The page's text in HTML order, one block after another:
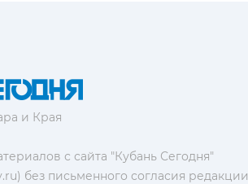
и Края
с сайта "Кубань Сегодня"
без письменного согласия редакции